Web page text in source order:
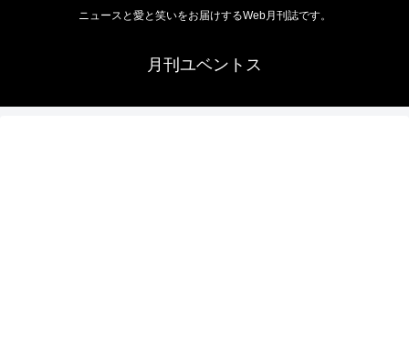
ニュースと愛と笑いをお届けするWeb月刊誌です。
月刊ユベントス